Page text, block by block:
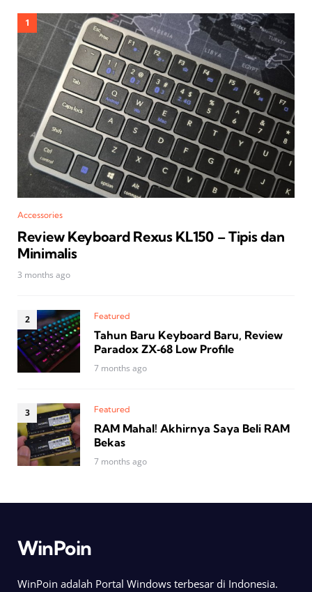
Accessories
Review Keyboard Rexus KL150 – Tipis dan
Minimalis
3 months ago
Featured
Tahun Baru Keyboard Baru, Review
Paradox ZX‑68 Low Profile
7 months ago
Featured
RAM Mahal! Akhirnya Saya Beli RAM
Bekas
7 months ago
WinPoin
WinPoin adalah Portal Windows terbesar di Indonesia.